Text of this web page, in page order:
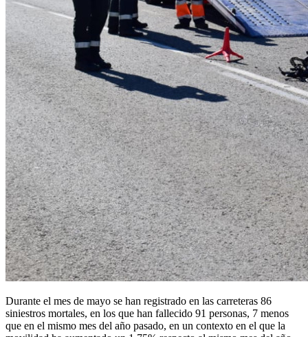
Durante el mes de mayo se han registrado en las carreteras 86
siniestros mortales, en los que han fallecido 91 personas, 7 menos
que en el mismo mes del año pasado, en un contexto en el que la